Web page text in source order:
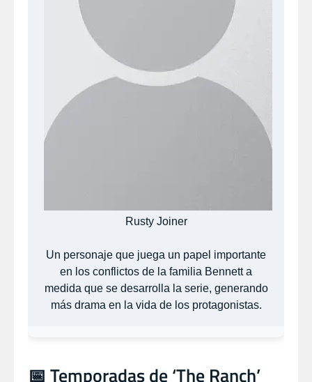
Rusty Joiner
Un personaje que juega un papel importante
en los conflictos de la familia Bennett a
medida que se desarrolla la serie, generando
más drama en la vida de los protagonistas.
📅 Temporadas de ‘The Ranch’